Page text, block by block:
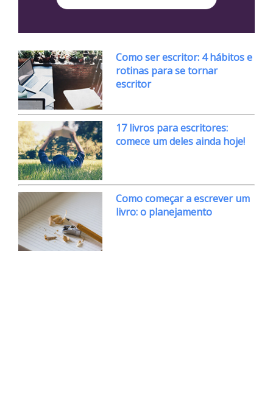
Como ser escritor: 4 hábitos e
rotinas para se tornar
escritor
17 livros para escritores:
comece um deles ainda hoje!
Como começar a escrever um
livro: o planejamento